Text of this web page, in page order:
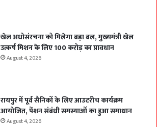
खेल अधोसंरचना को मिलेगा बड़ा बल, मुख्यमंत्री खेल
उत्कर्ष मिशन के लिए 100 करोड़ का प्रावधान
August 4, 2026
रायपुर में पूर्व सैनिकों के लिए आउटरीच कार्यक्रम
आयोजित, पेंशन संबंधी समस्याओं का हुआ समाधान
August 4, 2026